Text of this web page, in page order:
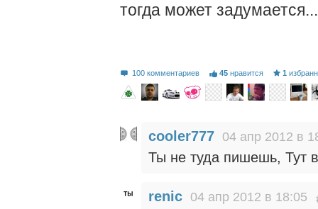
тогда может задумается...
100 комментариев 45 нравится 1
cooler777 04 апр 2012 в
Ты не туда пишешь, Тут
renic 04 апр 2012 в 18:05